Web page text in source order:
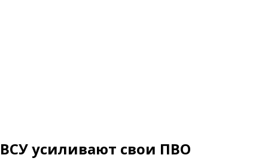
ВСУ усиливают свои ПВО